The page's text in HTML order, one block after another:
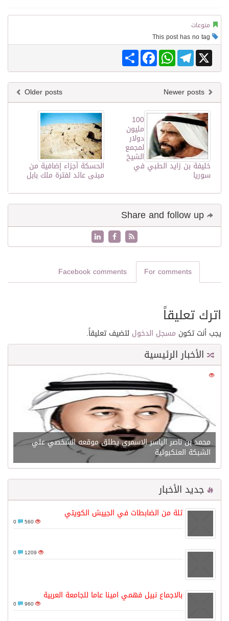
منوعات
Share
FacebookWhatsAppTelegram X
Older posts
الحسكة أجزاء إضافية من
مبنى عائد لفترة ملك بابل
100
مليون
دولار
لمجمع
الشيخ
خليفة بن زايد الطبي في
سوريا
For comments
Facebook comments
اترك تعليقاً
يجب أنت تكون مسجل الدخول لتضيف تعليقاً.
الأخبار الرئيسية
21530
محمد بن ناصر الياسر الاسمري يطلق موقعه الشخصي علي
الشبكة العنكبوتية
جديد الأخبار
ثلة من الضابطات في الجييش الكويتي
560
1209
بالاجماع نبيل فهمي امينا عاما للجامعة العربية
960